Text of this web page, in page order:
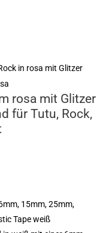
rosa mit Glitzer
für Tutu, Rock,